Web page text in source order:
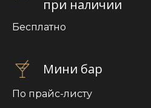
при наличии
Бесплатно
Мини бар
По прайс-листу